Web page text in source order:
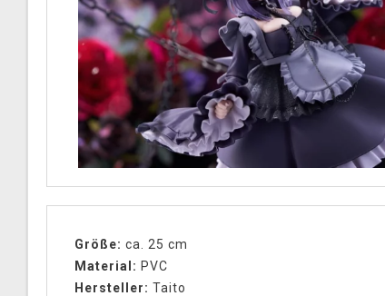
Größe: ca. 25 cm
Material: PVC
Hersteller: Taito